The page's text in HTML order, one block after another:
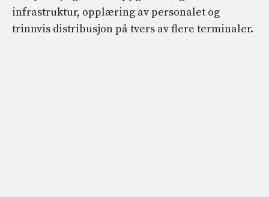
infrastruktur, opplæring av personalet og
trinnvis distribusjon på tvers av flere terminaler.